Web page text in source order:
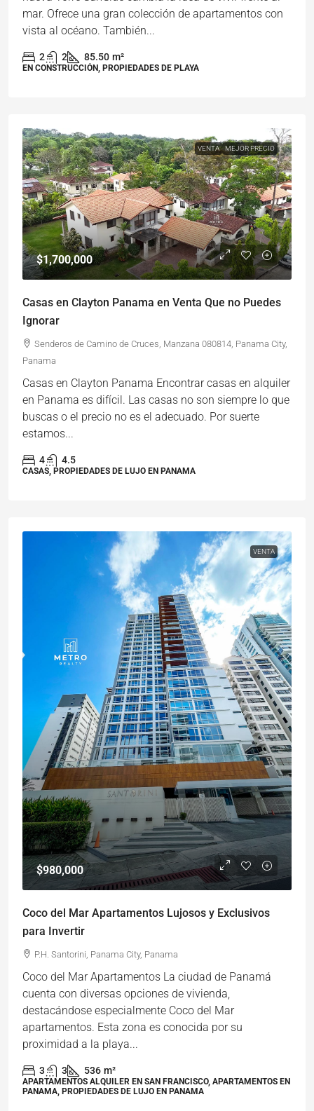
mar. Ofrece una gran colección de apartamentos con
vista al océano. También...
2 2 85.50 m²
EN CONSTRUCCIÓN, PROPIEDADES DE PLAYA
VENTA MEJOR PRECIO
$1,700,000
Casas en Clayton Panama en Venta Que no Puedes
Ignorar
Senderos de Camino de Cruces, Manzana 080814, Panama City,
Panama
Casas en Clayton Panama Encontrar casas en alquiler
en Panama es difícil. Las casas no son siempre lo que
buscas o el precio no es el adecuado. Por suerte
estamos...
4 4.5
CASAS, PROPIEDADES DE LUJO EN PANAMA
VENTA
$980,000
Coco del Mar Apartamentos Lujosos y Exclusivos
para Invertir
P.H. Santorini, Panama City, Panama
Coco del Mar Apartamentos La ciudad de Panamá
cuenta con diversas opciones de vivienda,
destacándose especialmente Coco del Mar
apartamentos. Esta zona es conocida por su
proximidad a la playa...
3 3 536 m²
APARTAMENTOS ALQUILER EN SAN FRANCISCO, APARTAMENTOS EN
PANAMA, PROPIEDADES DE LUJO EN PANAMA